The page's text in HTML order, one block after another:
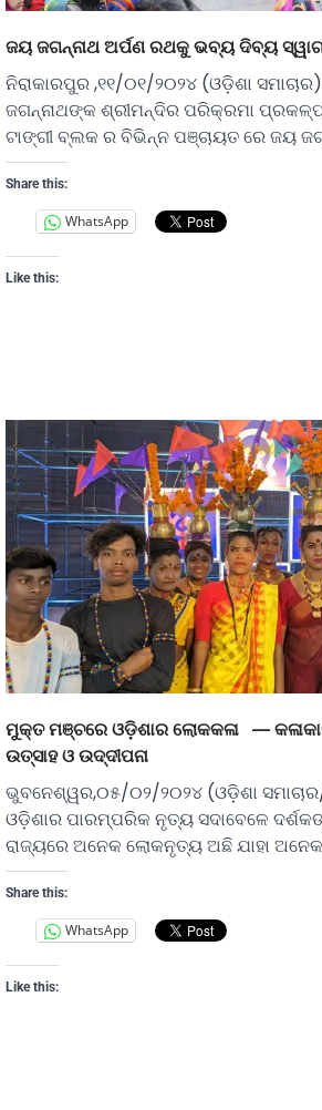
ଜୟ ଜଗନ୍ନାଥ ଅର୍ପଣ ରଥକୁ ଭବ୍ୟ ଦିବ୍ୟ
ନିରାକାରପୁର ,୧୧/୦୧/୨୦୨୪ (ଓଡ଼ିଶା
ଜଗନ୍ନାଥଙ୍କ ଶ୍ରୀମନ୍ଦିର ପରିକ୍ରମା
ଟାଙ୍ଗୀ ବ୍ଲକ ର ବିଭିନ୍ନ ପଞ୍ଚାୟତ ରେ ଜୟ
Share this:
WhatsApp
Like this:
ମୁକ୍ତ ମଞ୍ଚରେ ଓଡ଼ିଶାର ଲୋକକଳା —
ଉତ୍ସାହ ଓ ଉଦ୍ଦୀପନା
ଭୁବନେଶ୍ୱର,୦୫/୦୨/୨୦୨୪ (ଓଡ଼ିଶା
ଓଡ଼ିଶାର ପାରମ୍ପରିକ ନୃତ୍ୟ ସଦାବେଳେ
ରାଜ୍ୟରେ ଅନେକ ଲୋକନୃତ୍ୟ ଅଛି ଯାହା
Share this:
WhatsApp
Like this: